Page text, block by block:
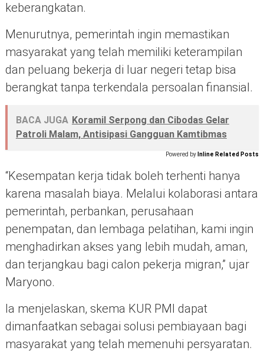
keberangkatan.
Menurutnya, pemerintah ingin memastikan
masyarakat yang telah memiliki keterampilan
dan peluang bekerja di luar negeri tetap bisa
berangkat tanpa terkendala persoalan finansial.
BACA JUGA Koramil Serpong dan Cibodas Gelar
Patroli Malam, Antisipasi Gangguan Kamtibmas
Powered by Inline Related Posts
“Kesempatan kerja tidak boleh terhenti hanya
karena masalah biaya. Melalui kolaborasi antara
pemerintah, perbankan, perusahaan
penempatan, dan lembaga pelatihan, kami ingin
menghadirkan akses yang lebih mudah, aman,
dan terjangkau bagi calon pekerja migran,” ujar
Maryono.
Ia menjelaskan, skema KUR PMI dapat
dimanfaatkan sebagai solusi pembiayaan bagi
masyarakat yang telah memenuhi persyaratan.